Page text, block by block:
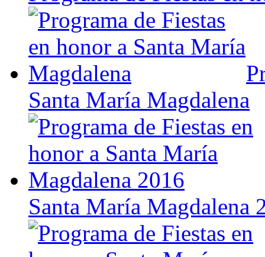
Santa María Magdalena
Santa María Magdalena